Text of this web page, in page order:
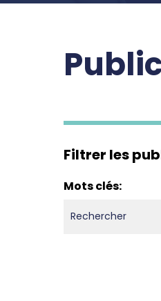
Filtrer les
Mots clés: